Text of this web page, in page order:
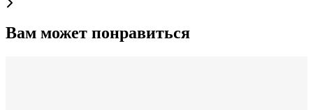
Вам может понравиться